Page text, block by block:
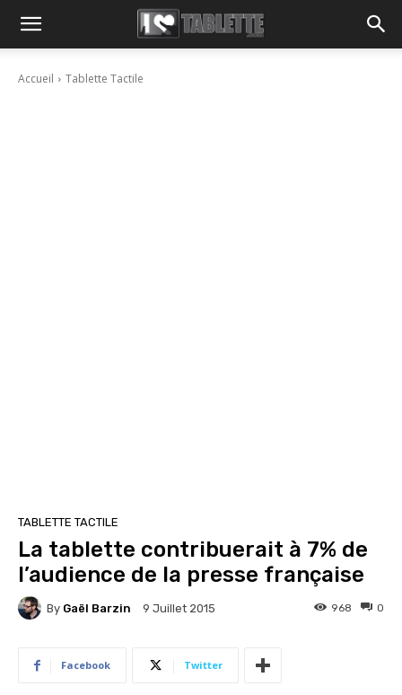
Accueil Tablette Tactile
TABLETTE TACTILE
La tablette contribuerait à 7% de
l’audience de la presse française
By Gaël Barzin 9 Juillet 2015 0
968
Facebook Twitter